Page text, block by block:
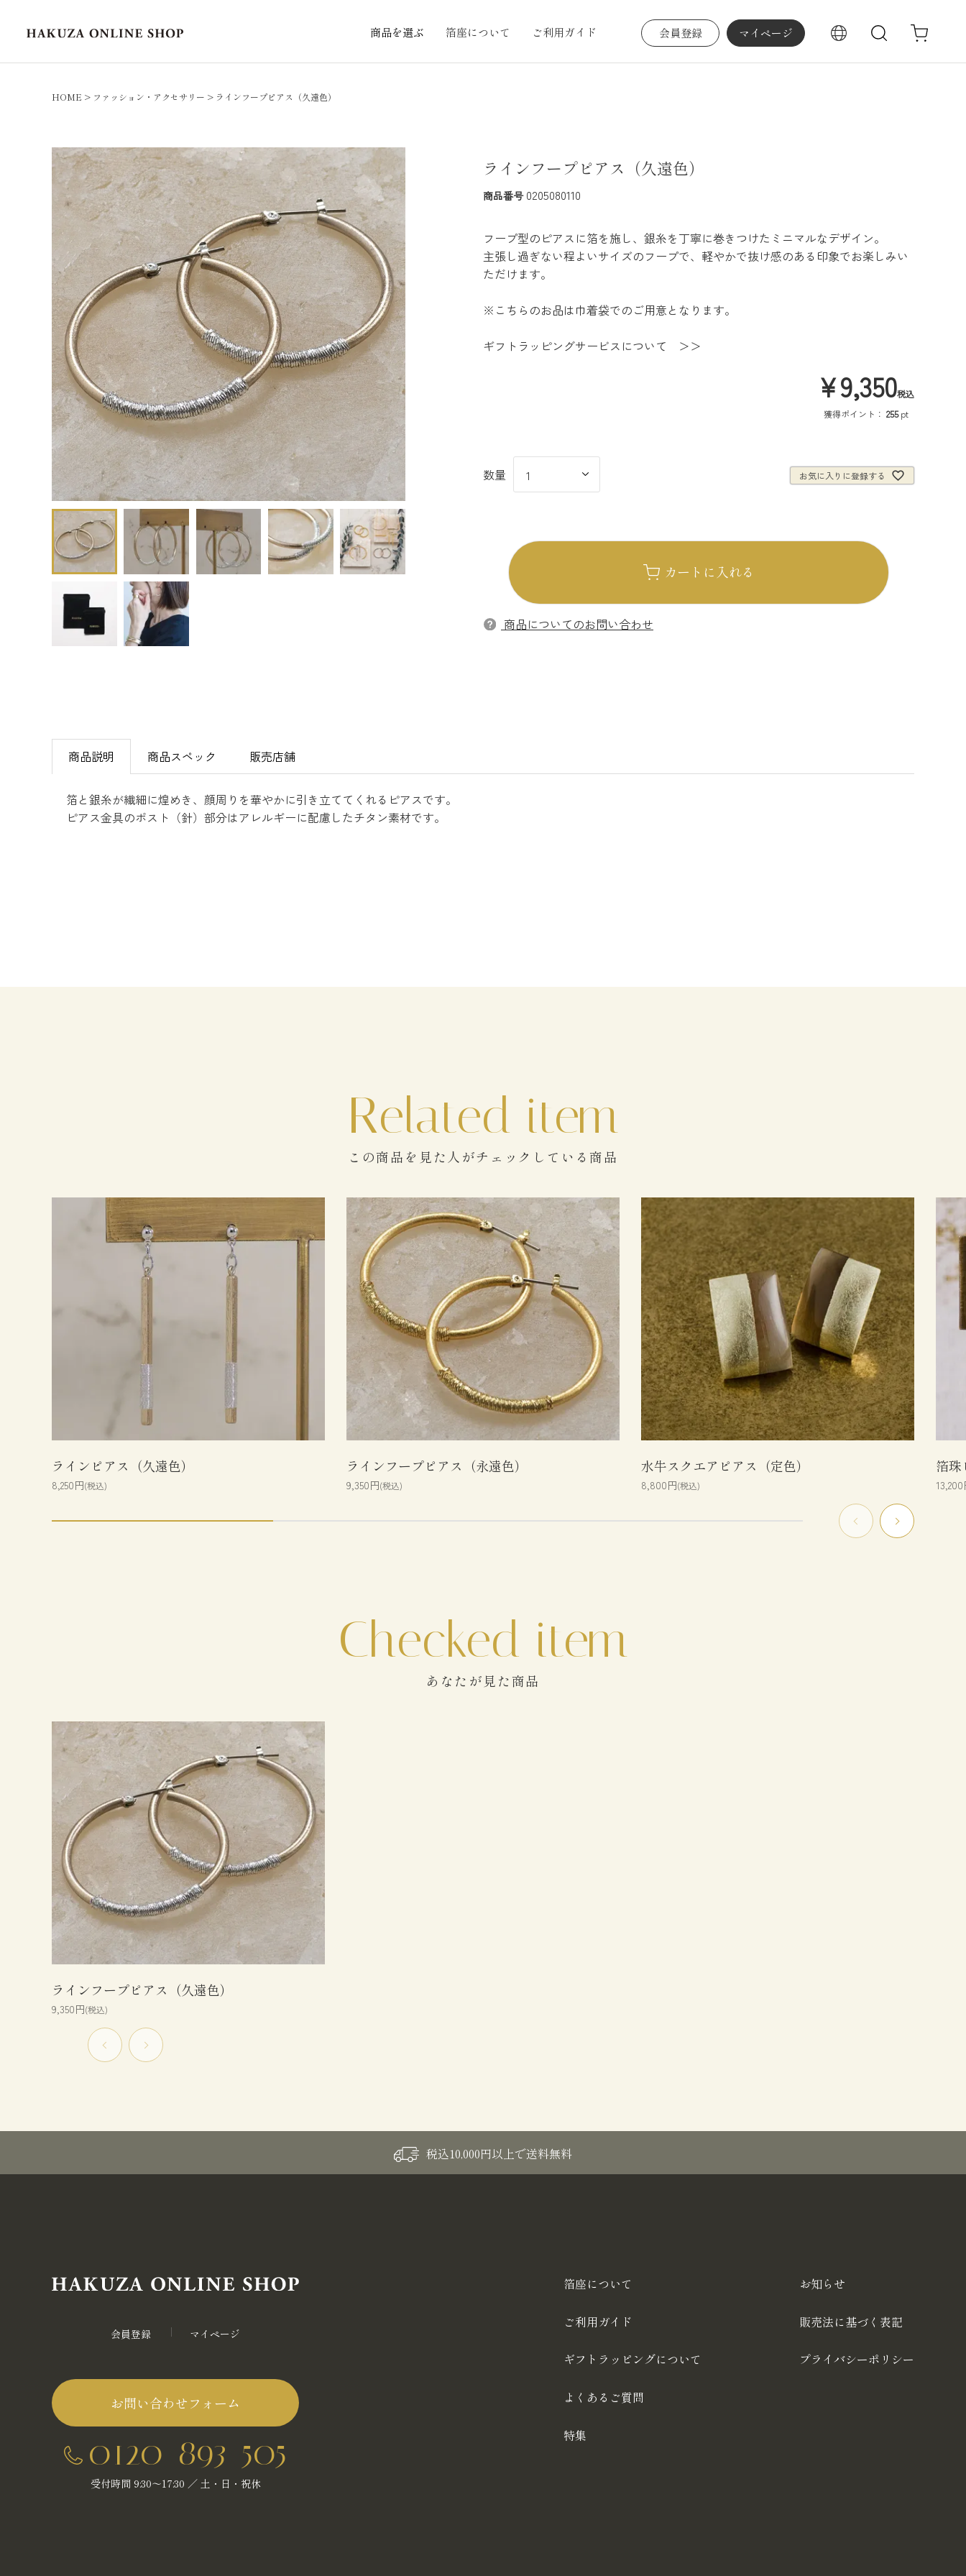
商品を選ぶ 箔座について ご利用ガイド 会員登録 マイページ 検索
HOME ファッション・アクセサリー ラインフープピアス（久遠色）
ラインフープピアス（久遠色）
商品番号 0205080110
フープ型のピアスに箔を施し、銀糸を丁寧に巻きつけたミニマルなデザイン。
主張し過ぎない程よいサイズのフープで、軽やかで抜け感のある印象でお楽しみい
ただけます。
※こちらのお品は巾着袋でのご用意となります。
ギフトラッピングサービスについて ＞＞
¥9,350税込
獲得ポイント： 255 pt
お気に入りに登録する
カートに入れる
商品についてのお問い合わせ
商品説明 商品スペック 販売店舗
箔と銀糸が繊細に煌めき、顔周りを華やかに引き立ててくれるピアスです。
ピアス金具のポスト（針）部分はアレルギーに配慮したチタン素材です。
この商品を見た人がチェックしている商品
ラインピアス（久遠色）
8,250円(税込)
ラインフープピアス（永遠色）
9,350円(税込)
水牛スクエアピアス（定色）
8,800円(税込)
箔珠
あなたが見た商品
ラインフープピアス（久遠色）
9,350円(税込)
税込10,000円以上で送料無料
会員登録 マイページ
お問い合わせフォーム
0120-893-505
受付時間 9:30～17:30 ／ 土・日・祝休
箔座について
ご利用ガイド
ギフトラッピングについて
よくあるご質問
特集
お知らせ
販売法に基づく表記
プライバシーポリシー